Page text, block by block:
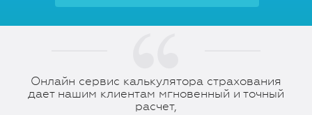
Онлайн сервис калькулятора страхования
дает нашим клиентам мгновенный и точный
расчет,